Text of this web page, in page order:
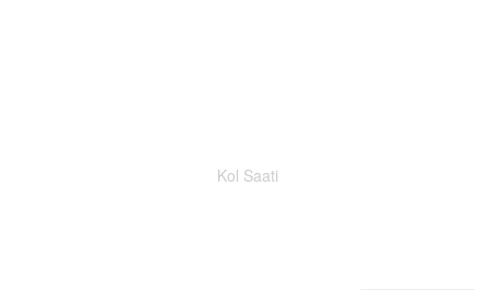
Kol Saati